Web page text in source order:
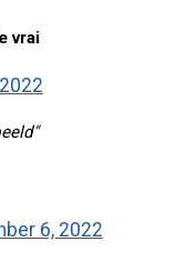
vrai
6, 2022